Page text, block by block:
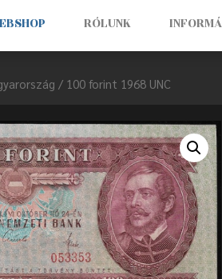
RÓLUNK
/ 100 forint 1968 UNC